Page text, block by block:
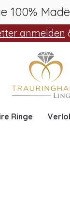
100%
anmelden
Ringe